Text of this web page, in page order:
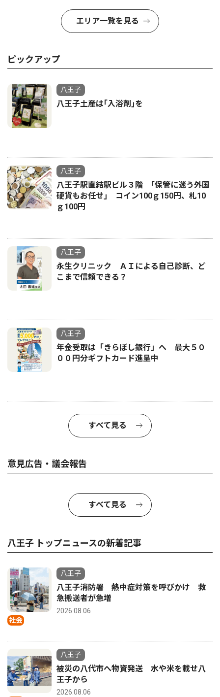
エリア一覧を見る
ピックアップ
八王子
八王子土産は｢入浴剤｣を
八王子
八王子駅直結駅ビル３階 ｢保管に迷う外国
硬貨もお任せ｣ コイン100ｇ150円、札10
ｇ100円
八王子
永生クリニック ＡＩによる自己診断、ど
こまで信頼できる？
八王子
年金受取は「きらぼし銀行」へ 最大５０
００円分ギフトカード進呈中
すべて見る
意見広告・議会報告
すべて見る
八王子 トップニュースの新着記事
社会
八王子
八王子消防署 熱中症対策を呼びかけ 救
急搬送者が急増
2026.08.06
八王子
被災の八代市へ物資発送 水や米を載せ八
王子から
2026.08.06